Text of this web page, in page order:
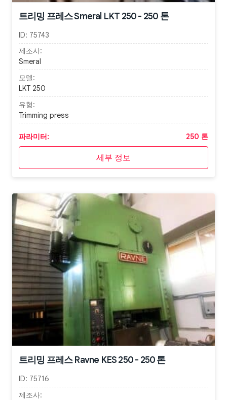
트리밍 프레스 Smeral LKT 250 - 250 톤
ID: 75743
제조사:
Smeral
모델:
LKT 250
유형:
Trimming press
파라미터: 250 톤
세부 정보
트리밍 프레스 Ravne KES 250 - 250 톤
ID: 75716
제조사: